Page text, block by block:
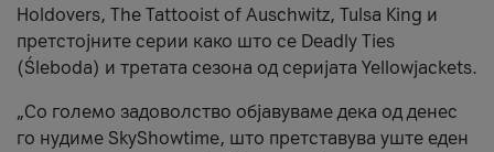
Holdovers, The Tattooist of Auschwitz, Tulsa King и
претстојните серии како што се Deadly Ties
(Śleboda) и третата сезона од серијата Yellowjackets.
„Со големо задоволство објавуваме дека од денес
го нудиме SkyShowtime, што претставува уште еден